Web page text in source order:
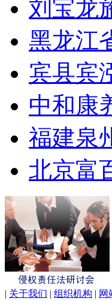
刘宝龙
黑龙江
宾县宾
中和康
福建泉
北京富
| 关于我们 | 组织机构 | 网